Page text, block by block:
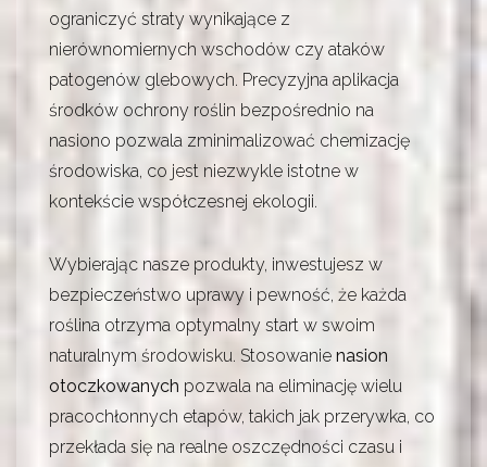
ograniczyć straty wynikające z
nierównomiernych wschodów czy ataków
patogenów glebowych. Precyzyjna aplikacja
środków ochrony roślin bezpośrednio na
nasiono pozwala zminimalizować chemizację
środowiska, co jest niezwykle istotne w
kontekście współczesnej ekologii.
Wybierając nasze produkty, inwestujesz w
bezpieczeństwo uprawy i pewność, że każda
roślina otrzyma optymalny start w swoim
naturalnym środowisku. Stosowanie nasion
otoczkowanych pozwala na eliminację wielu
pracochłonnych etapów, takich jak przerywka, co
przekłada się na realne oszczędności czasu i